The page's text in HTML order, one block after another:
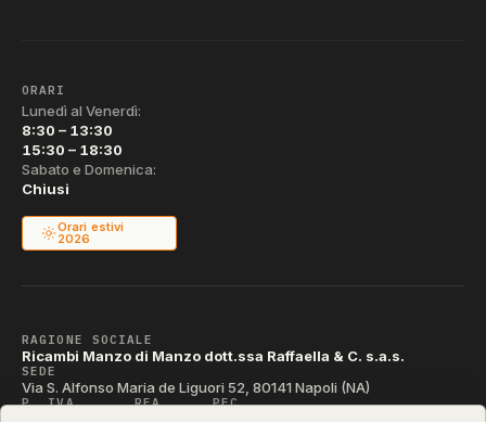
ORARI
Lunedì al Venerdì:
8:30 – 13:30
15:30 – 18:30
Sabato e Domenica:
Chiusi
Orari estivi
2026
RAGIONE SOCIALE
Ricambi Manzo di Manzo dott.ssa Raffaella & C. s.a.s.
SEDE
Via S. Alfonso Maria de Liguori 52, 80141 Napoli (NA)
P. IVA REA PEC